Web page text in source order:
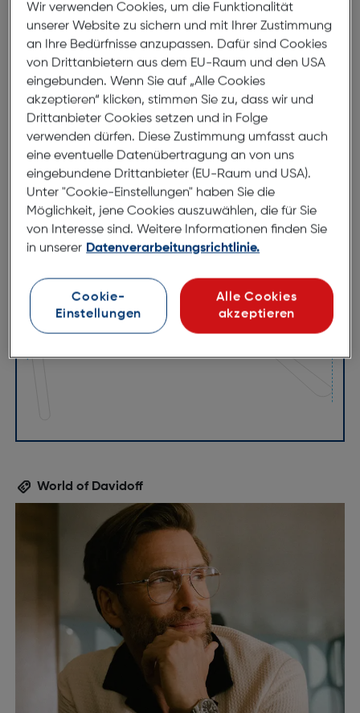
Steg:20mm
Glasbreite:55mm
Bügellänge:
145mm
(individuell ausrichtbar)
146mm
20mm
55mm
World of Davidoff
Wir verwenden Cookies, um die Funktionalität
unserer Website zu sichern und mit Ihrer Zustimmung
an Ihre Bedürfnisse anzupassen. Dafür sind Cookies
von Drittanbietern aus dem EU-Raum und den USA
eingebunden. Wenn Sie auf „Alle Cookies
akzeptieren“ klicken, stimmen Sie zu, dass wir und
Drittanbieter Cookies setzen und in Folge
verwenden dürfen. Diese Zustimmung umfasst auch
eine eventuelle Datenübertragung an von uns
eingebundene Drittanbieter (EU-Raum und USA).
Unter "Cookie-Einstellungen" haben Sie die
Möglichkeit, jene Cookies auszuwählen, die für Sie
von Interesse sind. Weitere Informationen finden Sie
in unserer Datenverarbeitungsrichtlinie.
Cookie-
Einstellungen
Alle Cookies
akzeptieren